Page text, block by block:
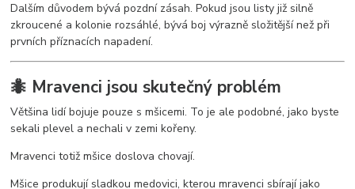
Dalším důvodem bývá pozdní zásah. Pokud jsou listy již silně
zkroucené a kolonie rozsáhlé, bývá boj výrazně složitější než při
prvních příznacích napadení.
🐜 Mravenci jsou skutečný problém
Většina lidí bojuje pouze s mšicemi. To je ale podobné, jako byste
sekali plevel a nechali v zemi kořeny.
Mravenci totiž mšice doslova chovají.
Mšice produkují sladkou medovici, kterou mravenci sbírají jako